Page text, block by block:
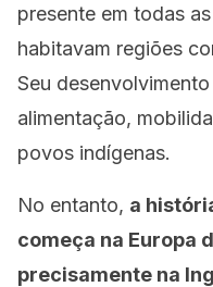
presente em todas as
habitavam regiões
Seu
alimentação,
povos indígenas.
No entanto, a
começa na Europa
precisamente na